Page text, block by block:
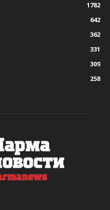
1782
642
362
331
309
258